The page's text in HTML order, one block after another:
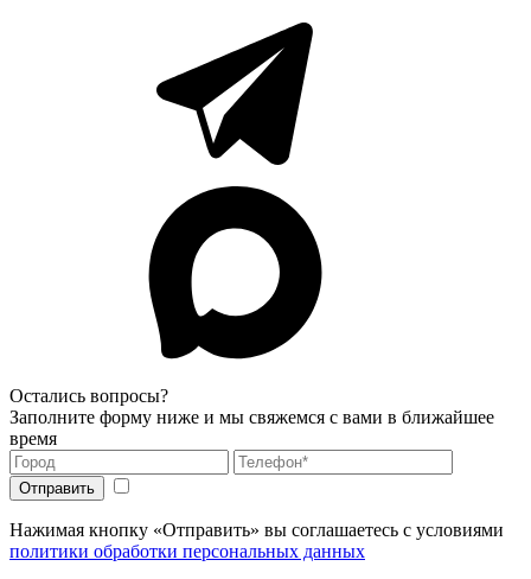
Остались вопросы?
Заполните форму ниже и мы свяжемся с вами в ближайшее
время
Нажимая кнопку «Отправить» вы соглашаетесь с условиями
политики обработки персональных данных